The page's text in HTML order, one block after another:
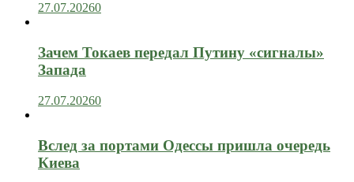
27.07.20260
Зачем Токаев передал Путину «сигналы»
Запада
27.07.20260
Вслед за портами Одессы пришла очередь
Киева